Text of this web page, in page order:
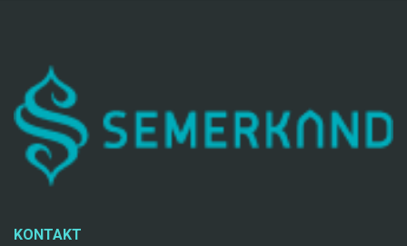
KONTAKT